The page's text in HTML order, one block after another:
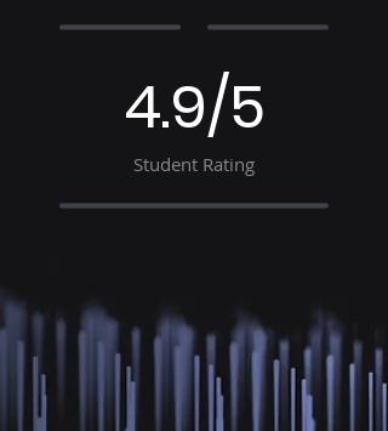
4.9/5
Student Rating